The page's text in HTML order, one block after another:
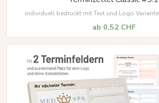
individuell bedruckt mit Text und Logo Variante
ab 0,52 CHF